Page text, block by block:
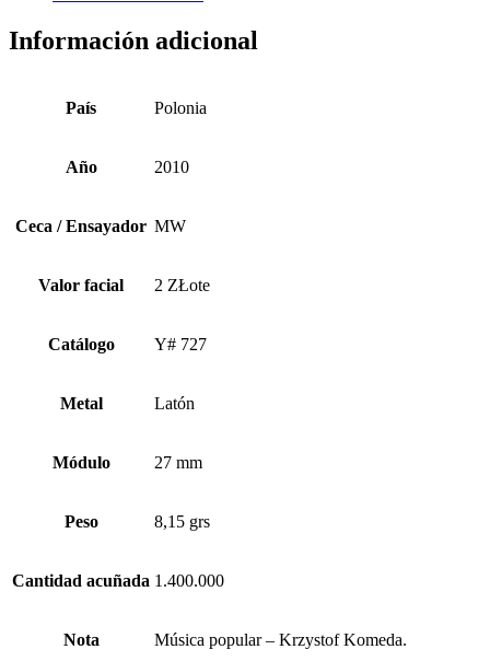
Información adicional
País Polonia
Año 2010
Ceca / Ensayador MW
Valor facial 2 ZŁote
Catálogo Y# 727
Metal Latón
Módulo 27 mm
Peso 8,15 grs
Cantidad acuñada 1.400.000
Nota Música popular – Krzystof Komeda.